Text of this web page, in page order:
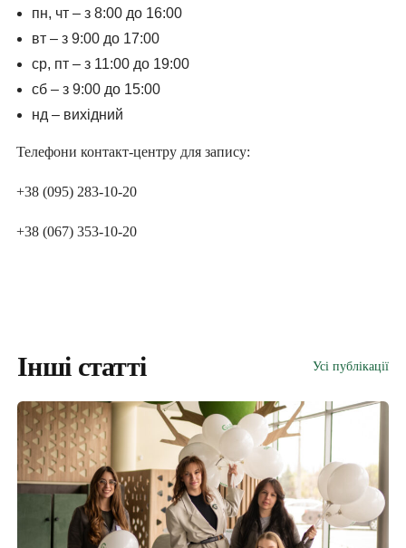
пн, чт – з 8:00 до 16:00
вт – з 9:00 до 17:00
ср, пт – з 11:00 до 19:00
сб – з 9:00 до 15:00
нд – вихідний
Телефони контакт-центру для запису:
+38 (095) 283-10-20
+38 (067) 353-10-20
Інші статті Усі публікації
ПІДПИШИ ДЕКЛАРАЦІЮ З
СІМЕЙНИМ ЛІКАРЕМ ТА ОТРИМАЙ
БЕЗОПЛАТНО:
консультації сімейного лікаря, педіатра,
базові аналізи
електронні направлення
вакцинацію та інше